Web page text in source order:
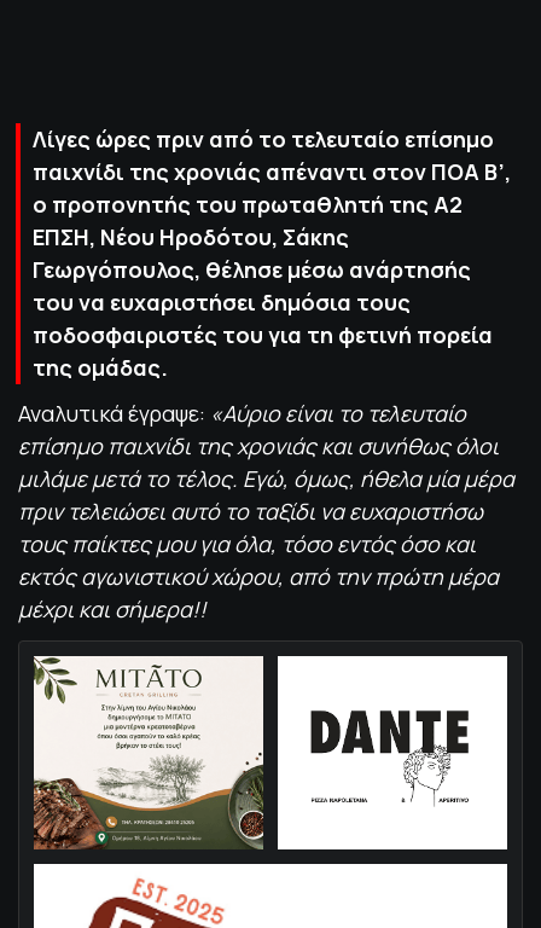
Λίγες ώρες πριν από το τελευταίο επίσημο
παιχνίδι της χρονιάς απέναντι στον ΠΟΑ Β’,
ο προπονητής του πρωταθλητή της Α2
ΕΠΣΗ, Νέου Ηροδότου, Σάκης
Γεωργόπουλος, θέλησε μέσω ανάρτησής
του να ευχαριστήσει δημόσια τους
ποδοσφαιριστές του για τη φετινή πορεία
της ομάδας.
Αναλυτικά έγραψε: «Αύριο είναι το τελευταίο
επίσημο παιχνίδι της χρονιάς και συνήθως όλοι
μιλάμε μετά το τέλος. Εγώ, όμως, ήθελα μία μέρα
πριν τελειώσει αυτό το ταξίδι να ευχαριστήσω
τους παίκτες μου για όλα, τόσο εντός όσο και
εκτός αγωνιστικού χώρου, από την πρώτη μέρα
μέχρι και σήμερα!!